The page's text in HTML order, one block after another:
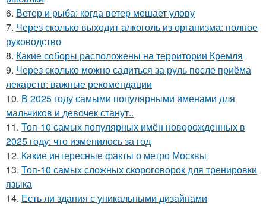
6. Ветер и рыба: когда ветер мешает улову
7. Через сколько выходит алкоголь из организма: полное
руководство
8. Какие соборы расположены на территории Кремля
9. Через сколько можно садиться за руль после приёма
лекарств: важные рекомендации
10. В 2025 году самыми популярными именами для
мальчиков и девочек станут..
11. Топ-10 самых популярных имён новорожденных в
2025 году: что изменилось за год
12. Какие интересные факты о метро Москвы
13. Топ-10 самых сложных скороговорок для тренировки
языка
14. Есть ли здания с уникальными дизайнами